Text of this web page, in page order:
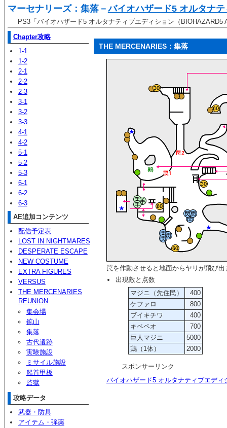
マーセナリーズ：集落－バイオハザード5 オルタナ
PS3「バイオハザード5 オルタナティブエディション（BIOHAZARD5
THE MERCENARIES：集落
罠を作動させると地面からヤリが飛び出
出現敵と点数
マジニ（先住民）
400
ケファロ
800
ブイキチワ
400
キペペオ
700
巨人マジニ
5000
鶏（1体）
2000
スポンサーリンク
バイオハザード5 オルタナティブエディ
Chapter攻略
1-1
1-2
2-1
2-2
2-3
3-1
3-2
3-3
4-1
4-2
5-1
5-2
5-3
6-1
6-2
6-3
AE追加コンテンツ
配信予定表
LOST IN NIGHTMARES
DESPERATE ESCAPE
NEW COSTUME
EXTRA FIGURES
VERSUS
THE MERCENARIES
REUNION
集会場
鉱山
集落
古代遺跡
実験施設
ミサイル施設
船首甲板
監獄
攻略データ
武器・防具
アイテム・弾薬